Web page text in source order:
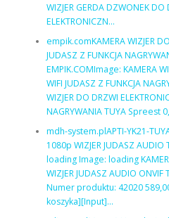
WIZJER GERDA DZWONEK DO
ELEKTRONICZN…
empik.comKAMERA WIZJER
JUDASZ Z FUNKCJA
EMPIK.COMImage: KAMERA
WIFI JUDASZ Z FUNKCJA
WIZJER DO DRZWI
NAGRYWANIA TUYA Spreest
mdh-system.plAPTI-YK21-
1080p WIZJER JUDASZ
loading Image: loading
WIZJER JUDASZ AUDIO
Numer produktu: 42020
koszyka][Input]…